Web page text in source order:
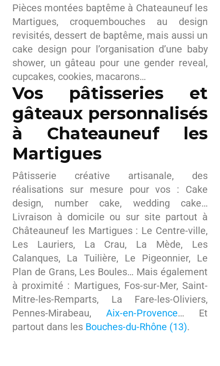
Pièces montées baptême à Chateauneuf les
Martigues, croquembouches au design
revisités, dessert de baptême, mais aussi un
cake design pour l’organisation d’une baby
shower, un gâteau pour une gender reveal,
cupcakes, cookies, macarons…
Vos pâtisseries et
gâteaux personnalisés
à Chateauneuf les
Martigues
Pâtisserie créative artisanale, des
réalisations sur mesure pour vos : Cake
design, number cake, wedding cake…
Livraison à domicile ou sur site partout à
Châteauneuf les Martigues : Le Centre-ville,
Les Lauriers, La Crau, La Mède, Les
Calanques, La Tuilière, Le Pigeonnier, Le
Plan de Grans, Les Boules… Mais également
à proximité : Martigues, Fos-sur-Mer, Saint-
Mitre-les-Remparts, La Fare-les-Oliviers,
Pennes-Mirabeau, Aix-en-Provence… Et
partout dans les Bouches-du-Rhône (13).